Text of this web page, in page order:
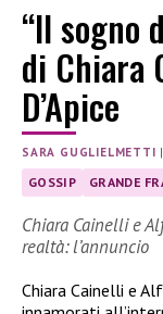
“Il sogno
di Chiara
D’Apice
SARA GUGLIELMETTI |
GOSSIP GRANDE
Chiara Cainelli e
realtà: l’annuncio
Chiara Cainelli e